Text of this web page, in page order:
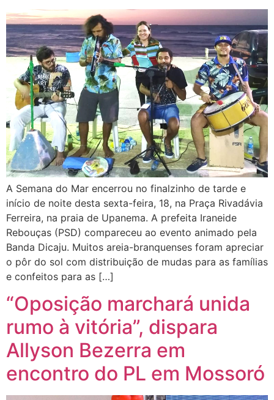
A Semana do Mar encerrou no finalzinho de tarde e
início de noite desta sexta-feira, 18, na Praça Rivadávia
Ferreira, na praia de Upanema. A prefeita Iraneide
Rebouças (PSD) compareceu ao evento animado pela
Banda Dicaju. Muitos areia-branquenses foram apreciar
o pôr do sol com distribuição de mudas para as famílias
e confeitos para as […]
“Oposição marchará unida
rumo à vitória”, dispara
Allyson Bezerra em
encontro do PL em Mossoró